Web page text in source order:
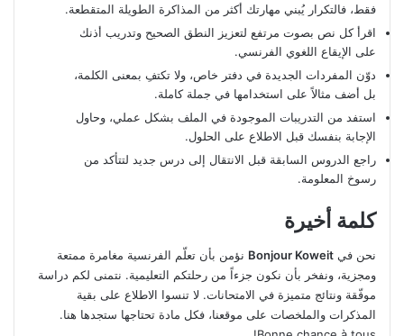
فقط، فالتكرار يُبني مهارتك أكثر من المذاكرة الطويلة المتقطعة.
اقرأ كل نص بصوت مرتفع لتعزيز النطق الصحيح وتدريب أذنك
على الإيقاع اللغوي الفرنسي.
دوّن المفردات الجديدة في دفتر خاص، ولا تكتفِ بمعنى الكلمة،
بل أضف مثالاً على استخدامها في جملة كاملة.
استفد من التدريبات الموجودة في الملف بشكل عملي، وحاول
الإجابة بنفسك قبل الاطلاع على الحلول.
راجع الدروس السابقة قبل الانتقال إلى درس جديد لتتأكد من
رسوخ المعلومة.
كلمة أخيرة
نحن في Bonjour Koweit نؤمن بأن تعلّم الفرنسية مغامرة ممتعة
ومجزية، ونفخر بأن نكون جزءاً من رحلتكم التعليمية. نتمنى لكم دراسة
موفّقة ونتائج متميزة في الامتحانات. لا تنسوا الاطلاع على بقية
المذكرات والملخصات على موقعنا، فكل مادة تحتاجها ستجدها هنا.